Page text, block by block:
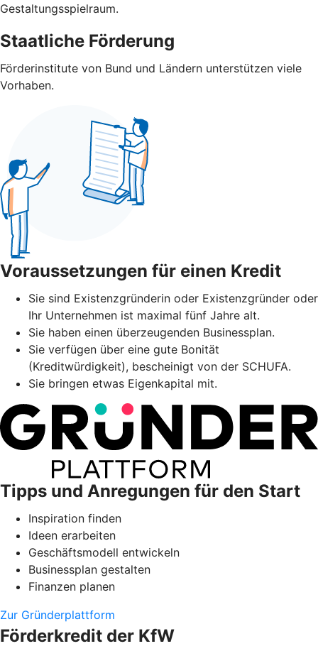
Gestaltungsspielraum.
Staatliche Förderung
Förderinstitute von Bund und Ländern unterstützen viele
Vorhaben.
Voraussetzungen für einen Kredit
Sie sind Existenzgründerin oder Existenzgründer oder
Ihr Unternehmen ist maximal fünf Jahre alt.
Sie haben einen überzeugenden Businessplan.
Sie verfügen über eine gute Bonität
(Kreditwürdigkeit), bescheinigt von der SCHUFA.
Sie bringen etwas Eigenkapital mit.
Tipps und Anregungen für den Start
Inspiration finden
Ideen erarbeiten
Geschäftsmodell entwickeln
Businessplan gestalten
Finanzen planen
Zur Gründerplattform
Förderkredit der KfW